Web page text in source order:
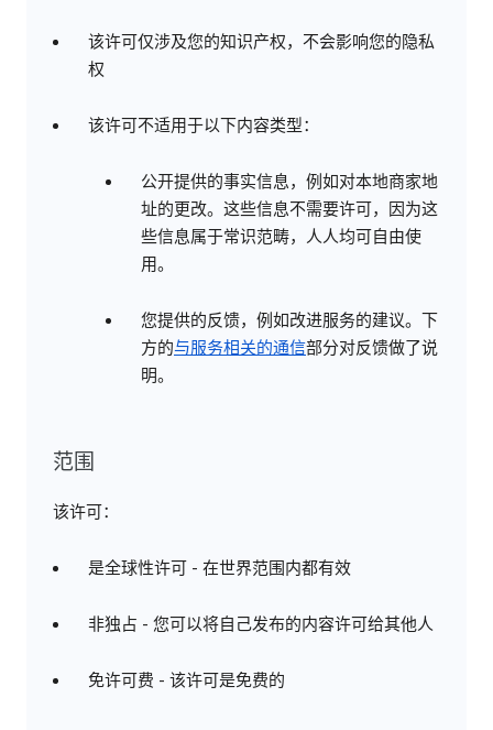
该许可仅涉及您的知识产权，不会影响您的隐私
权
该许可不适用于以下内容类型：
公开提供的事实信息，例如对本地商家地
址的更改。这些信息不需要许可，因为这
些信息属于常识范畴，人人均可自由使
用。
您提供的反馈，例如改进服务的建议。下
方的与服务相关的通信部分对反馈做了说
明。
范围
该许可：
是全球性许可 - 在世界范围内都有效
非独占 - 您可以将自己发布的内容许可给其他人
免许可费 - 该许可是免费的